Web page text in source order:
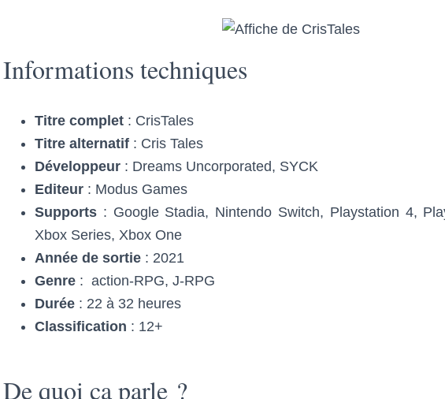
Informations techniques
Titre complet : CrisTales
Titre alternatif : Cris Tales
Développeur : Dreams Uncorporated, SYCK
Editeur : Modus Games
Supports : Google Stadia, Nintendo Switch, Playstation 4,
Xbox Series, Xbox One
Année de sortie : 2021
Genre : action-RPG, J-RPG
Durée : 22 à 32 heures
Classification : 12+
De quoi ça parle ?